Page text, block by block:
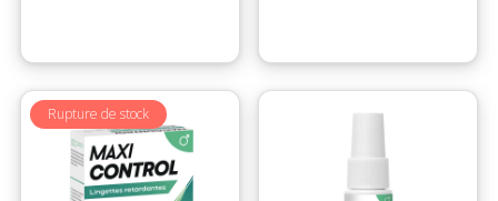
Rupture de stock